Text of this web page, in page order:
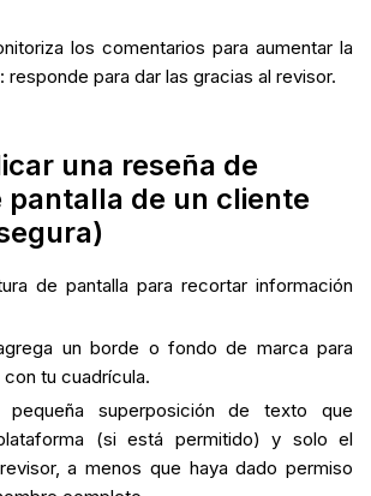
los comentarios para aumentar la
responde para dar las gracias al revisor.
una reseña de
pantalla de un cliente
de pantalla para recortar información
un borde o fondo de marca para
tu cuadrícula.
pequeña superposición de texto que
(si está permitido) y solo el
a menos que haya dado permiso